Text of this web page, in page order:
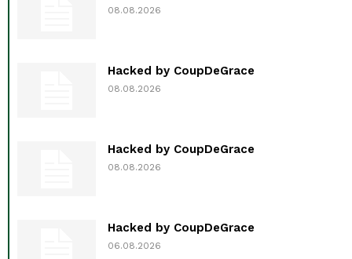
08.08.2026
Hacked by CoupDeGrace
08.08.2026
Hacked by CoupDeGrace
08.08.2026
Hacked by CoupDeGrace
06.08.2026